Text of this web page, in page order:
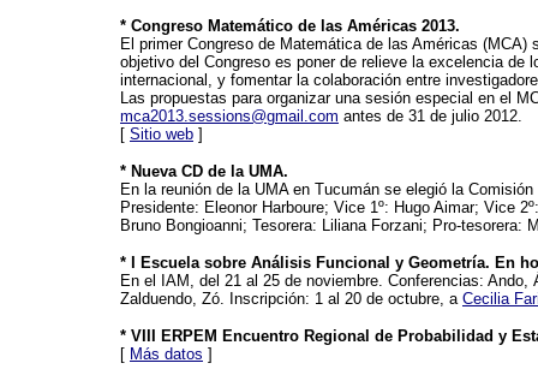
* Congreso Matemático de las Américas 2013.
El primer Congreso de Matemática de las Américas
objetivo del Congreso es poner de relieve la excelencia
internacional, y fomentar la colaboración entre
Las propuestas para organizar una sesión especial en el
mca2013.sessions@gmail.com antes de 31 de julio 2012.
[ Sitio web ]
* Nueva CD de la UMA.
En la reunión de la UMA en Tucumán se elegió la
Presidente: Eleonor Harboure; Vice 1º: Hugo Aimar; Vice
Bruno Bongioanni; Tesorera: Liliana Forzani; Pro-
* I Escuela sobre Análisis Funcional y Geometría. En
En el IAM, del 21 al 25 de noviembre. Conferencias:
Zalduendo, Zó. Inscripción: 1 al 20 de octubre, a Cecilia
* VIII ERPEM Encuentro Regional de Probabilidad y
[ Más datos ]